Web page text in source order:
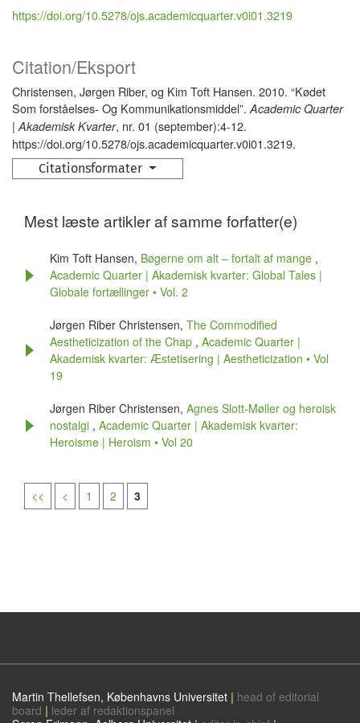
Citation/Eksport
Christensen, Jørgen Riber, og Kim Toft Hansen. 2010. “Kødet
Som forståelses- Og Kommunikationsmiddel”.Academic Quarter
| Akademisk Kvarter, nr. 01 (september):4-12.
https://doi.org/10.5278/ojs.academicquarter.v0i01.3219.
Citationsformater
https://doi.org/10.5278/ojs.academicquarter.v0i01.3219
Mest læste artikler af samme forfatter(e)
Kim Toft Hansen, Bøgerne om alt – fortalt af mange ,
Academic Quarter | Akademisk kvarter: Global Tales |
Globale fortællinger • Vol. 2
Jørgen Riber Christensen, The Commodified
Aestheticization of the Chap , Academic Quarter |
Akademisk kvarter: Æstetisering | Aestheticization • Vol
19
Jørgen Riber Christensen, Agnes Slott-Møller og heroisk
nostalgi , Academic Quarter | Akademisk kvarter:
Heroisme | Heroism • Vol 20
<< < 1 2 3
Martin Thellefsen, Københavns Universitet | head of editorial
board | leder af redaktionspanel